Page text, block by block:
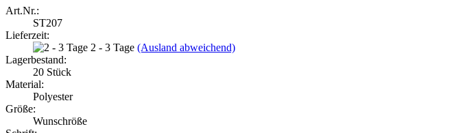
Art.Nr.:
ST207
Lieferzeit:
2 - 3 Tage (Ausland abweichend)
Lagerbestand:
20 Stück
Material:
Polyester
Größe:
Wunschröße